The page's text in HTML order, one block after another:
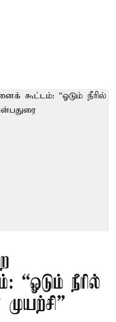
நீரில்
–